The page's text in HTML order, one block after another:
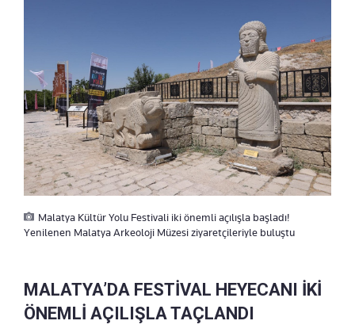
Malatya Kültür Yolu Festivali iki önemli açılışla başladı!
Yenilenen Malatya Arkeoloji Müzesi ziyaretçileriyle buluştu
MALATYA’DA FESTİVAL HEYECANI İKİ
ÖNEMLİ AÇILIŞLA TAÇLANDI